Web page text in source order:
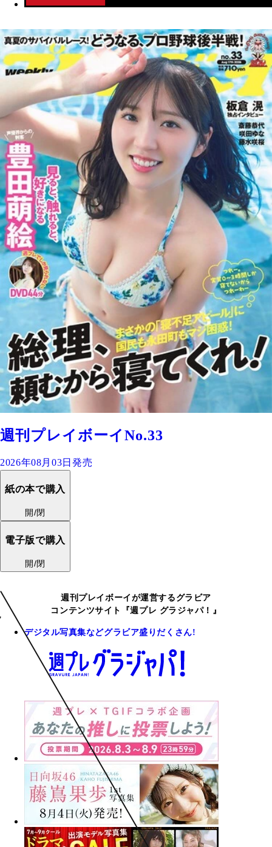
週刊プレイボーイNo.33
2026年08月03日発売
紙の本で購入
開/閉
電子版で購入
開/閉
週刊プレイボーイが運営するグラビア
コンテンツサイト『週プレ グラジャパ！』
デジタル写真集などグラビア盛りだくさん!